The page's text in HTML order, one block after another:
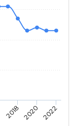
2018 2020 2022